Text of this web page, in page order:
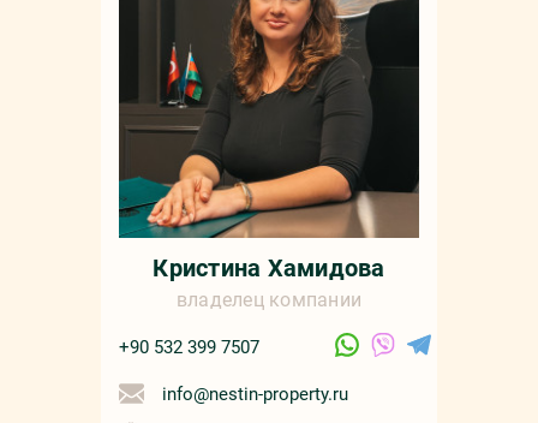
Кристина Хамидова
владелец компании
+90 532 399 7507
info@nestin-property.ru